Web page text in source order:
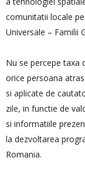
comunitatii locale
Universale – Familii
Nu se percepe taxa
orice persoana
si aplicate de
zile, in functie de
si informatiile
la dezvoltarea
Romania.